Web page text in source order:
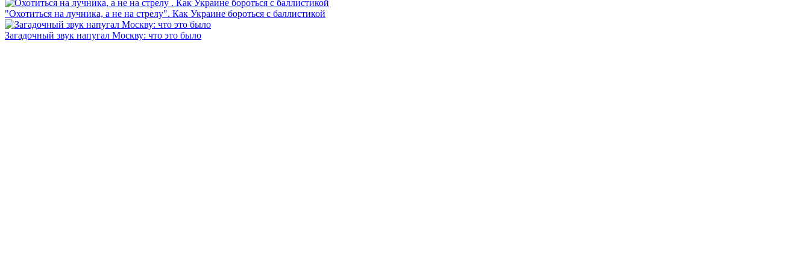
"Охотиться на лучника, а не на стрелу". Как Украине бороться с баллистикой
Загадочный звук напугал Москву: что это было